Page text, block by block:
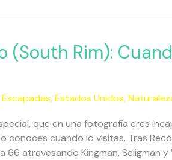
(South Rim):
Escapadas,Estados Unidos,
que en una fotografía eres
conoces cuando lo visitas. Tras
atravesando Kingman, Seligman y